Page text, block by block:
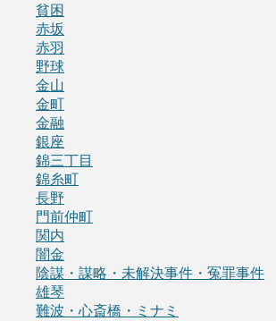
貧困
赤坂
赤羽
野球
金山
金町
金融
銀座
錦三丁目
錦糸町
長野
門前仲町
関内
闇金
陰謀・謀略・未解決事件・冤罪事件
雄琴
難波・心斎橋・ミナミ